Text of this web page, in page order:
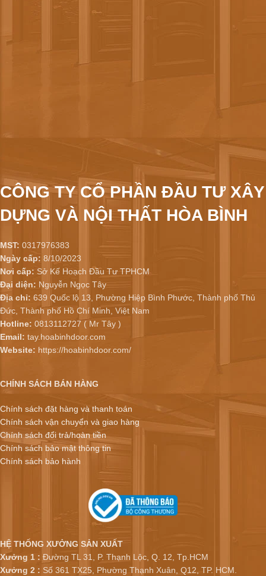
CÔNG TY CỔ PHẦN ĐẦU TƯ XÂY
DỰNG VÀ NỘI THẤT HÒA BÌNH
MST: 0317976383
Ngày cấp: 8/10/2023
Nơi cấp: Sở Kế Hoạch Đầu Tư TPHCM
Đại diện: Nguyễn Ngọc Tây
Địa chỉ: 639 Quốc lộ 13, Phường Hiệp Bình Phước, Thành phố Thủ
Đức, Thành phố Hồ Chí Minh, Việt Nam
Hotline: 0813112727 ( Mr Tây )
Email: tay.hoabinhdoor.com
Website: https://hoabinhdoor.com/
CHÍNH SÁCH BÁN HÀNG
Chính sách đặt hàng và thanh toán
Chính sách vận chuyển và giao hàng
Chính sách đổi trả/hoàn tiền
Chính sách bảo mật thông tin
Chính sách bảo hành
HỆ THỐNG XƯỞNG SẢN XUẤT
Xưởng 1 : Đường TL 31, P. Thạnh Lộc, Q. 12, Tp.HCM
Xưởng 2 : Số 361 TX25, Phường Thạnh Xuân, Q12, TP. HCM.